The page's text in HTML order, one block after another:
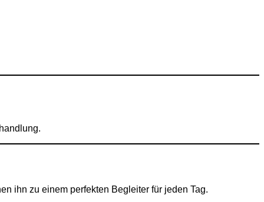
ihn zu einem perfekten Begleiter für jeden Tag.